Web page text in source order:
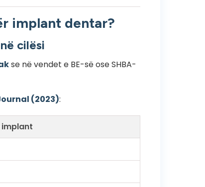
implant dentar?
cilësi
se në vendet e BE-së ose SHBA-
(2023):